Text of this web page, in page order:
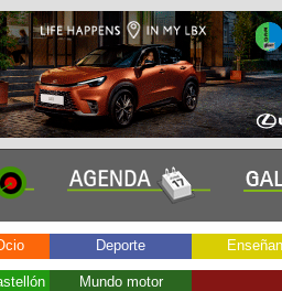
Deporte
Mundo motor